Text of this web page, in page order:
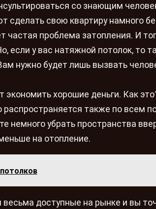
со знающим
сделать свою квартиру намного
частая проблема затопления. И
если у вас натяжной потолок, то
нужно будет лишь вызвать
хорошие деньги. Как
распространяется также по всем
немного убрать пространства
на отопление.
доступные на рынке и вы